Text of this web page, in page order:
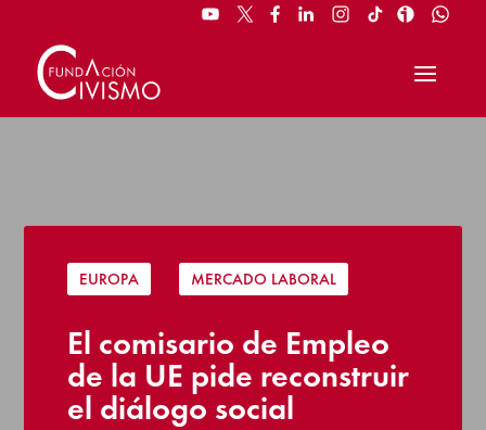
EUROPA MERCADO LABORAL
El comisario de Empleo
de la UE pide reconstruir
el diálogo social